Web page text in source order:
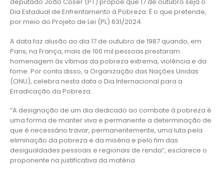
Dia Estadual de Enfrentamento à Pobreza. É o que pretende,
por meio do Projeto de Lei (PL) 631/2024.
A data faz alusão ao dia 17 de outubro de 1987 quando, em
Paris, na França, mais de 100 mil pessoas prestaram
homenagem às vítimas da pobreza extrema, violência e da
fome. Por conta disso, a Organização das Nações Unidas
(ONU), celebra nesta data o Dia Internacional para a
Erradicação da Pobreza.
“A designação de um dia dedicado ao combate à pobreza é
uma forma de manter viva e permanente a determinação de
que é necessário travar, permanentemente, uma luta pela
eliminação da pobreza e da miséria e pelo fim das
desigualdades pessoais e regionais de renda”, esclarece o
proponente na justificativa da matéria.